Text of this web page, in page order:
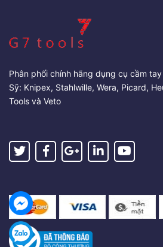
Phân phối chính hãng dụng cụ cầm
Sỹ: Knipex, Stahlwille, Wera, Picard,
Tools và Veto